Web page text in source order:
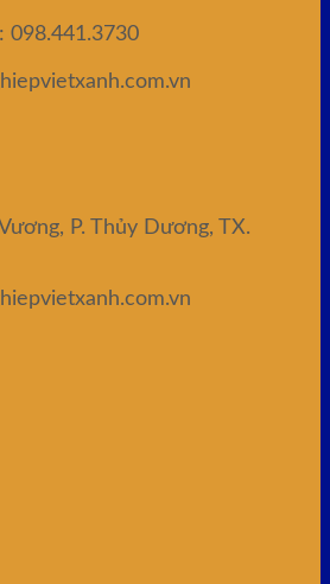
098.441.3730
P. Thủy Dương, TX.